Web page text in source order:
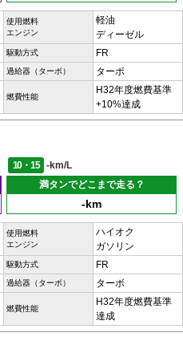
使用燃料
エンジン
軽油
ディーゼル
駆動方式 FR
過給器（ターボ） ターボ
燃費性能
H32年度燃費基準
+10%達成
10・15
-km/L
満タンでどこまで走る？
-km
使用燃料
エンジン
ハイオク
ガソリン
駆動方式 FR
過給器（ターボ） ターボ
燃費性能
H32年度燃費基準
達成